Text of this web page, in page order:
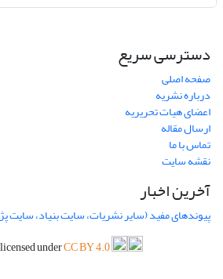
دسترسی سریع
صفحه اصلی
درباره نشریه
اعضای هیات تحریریه
ارسال مقاله
تماس با ما
نقشه سایت
آخرین اخبار
پیوندهای مفید (سایر نشریات، سایت بنیاد، سایت
underCC BY 4.0